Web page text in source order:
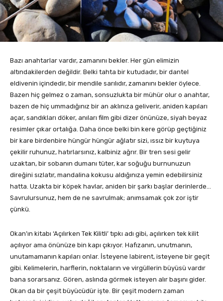
Bazı anahtarlar vardır, zamanını bekler. Her gün elimizin
altındakilerden değildir. Belki tahta bir kutudadır, bir dantel
eldivenin içindedir, bir mendile sarılıdır, zamanını bekler öylece.
Bazen hiç gelmez o zaman, sonsuzlukta bir mühür olur o anahtar,
bazen de hiç ummadığınız bir an aklınıza geliverir, aniden kapıları
açar, sandıkları döker, anıları film gibi dizer önünüze, siyah beyaz
resimler çıkar ortalığa. Daha önce belki bin kere görüp geçtiğiniz
bir kare birdenbire hüngür hüngür ağlatır sizi, ıssız bir kuytuya
çekilir ruhunuz, hatırlarsınız, kalbiniz ağrır. Bir tren sesi gelir
uzaktan, bir sobanın dumanı tüter, kar soğuğu burnunuzun
direğini sızlatır, mandalina kokusu aldığınıza yemin edebilirsiniz
hatta. Uzakta bir köpek havlar, aniden bir şarkı başlar derinlerde…
Savrulursunuz, hem de ne savrulmak; anımsamak çok zor iştir
çünkü.
Okan’ın kitabı ‘Açılırken Tek Kilitli’ tıpkı adı gibi, açılırken tek kilit
açılıyor ama önünüze bin kapı çıkıyor. Hafızanın, unutmanın,
unutamamanın kapıları onlar. İsteyene labirent, isteyene bir geçit
gibi. Kelimelerin, harflerin, noktaların ve virgüllerin büyüsü vardır
bana sorarsanız. Gören, aslında görmek isteyen alır başını gider.
Okan da bir çeşit büyücüdür işte. Bir çeşit modern zaman